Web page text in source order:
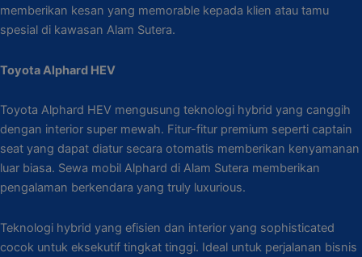
memberikan kesan yang memorable kepada klien atau tamu
spesial di kawasan Alam Sutera.
Toyota Alphard HEV
Toyota Alphard HEV mengusung teknologi hybrid yang canggih
dengan interior super mewah. Fitur-fitur premium seperti captain
seat yang dapat diatur secara otomatis memberikan kenyamanan
luar biasa. Sewa mobil Alphard di Alam Sutera memberikan
pengalaman berkendara yang truly luxurious.
Teknologi hybrid yang efisien dan interior yang sophisticated
cocok untuk eksekutif tingkat tinggi. Ideal untuk perjalanan bisnis